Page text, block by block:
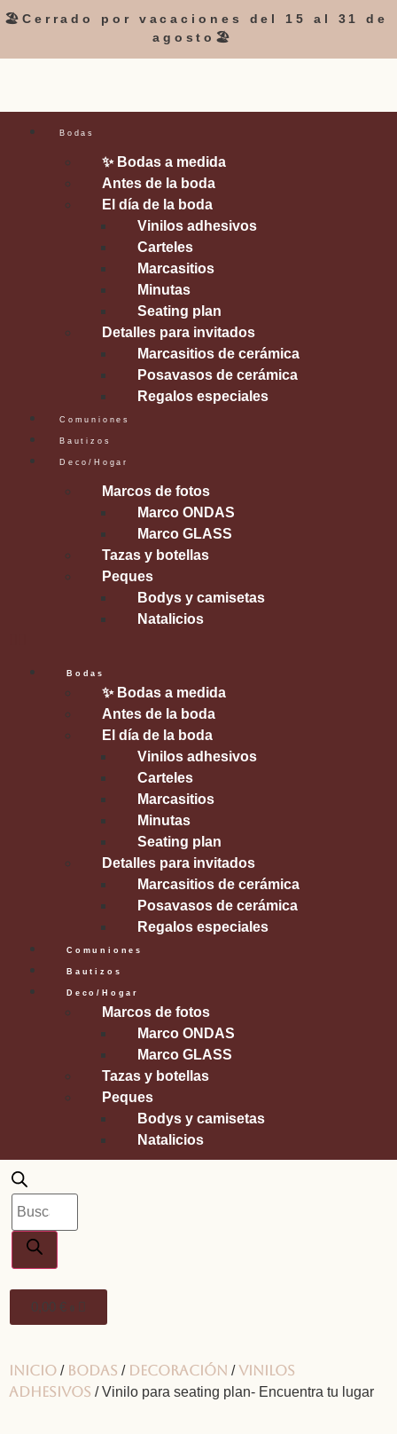
🏖️Cerrado por vacaciones del 15 al 31 de
agosto🏖️
Bodas
✨ Bodas a medida
Antes de la boda
El día de la boda
Vinilos adhesivos
Carteles
Marcasitios
Minutas
Seating plan
Detalles para invitados
Marcasitios de cerámica
Posavasos de cerámica
Regalos especiales
Comuniones
Bautizos
Deco/Hogar
Marcos de fotos
Marco ONDAS
Marco GLASS
Tazas y botellas
Peques
Bodys y camisetas
Natalicios
Bodas
✨ Bodas a medida
Antes de la boda
El día de la boda
Vinilos adhesivos
Carteles
Marcasitios
Minutas
Seating plan
Detalles para invitados
Marcasitios de cerámica
Posavasos de cerámica
Regalos especiales
Comuniones
Bautizos
Deco/Hogar
Marcos de fotos
Marco ONDAS
Marco GLASS
Tazas y botellas
Peques
Bodys y camisetas
Natalicios
0,00 €
Inicio / Bodas / Decoración /Vinilos
adhesivos / Vinilo para seating plan- Encuentra tu lugar